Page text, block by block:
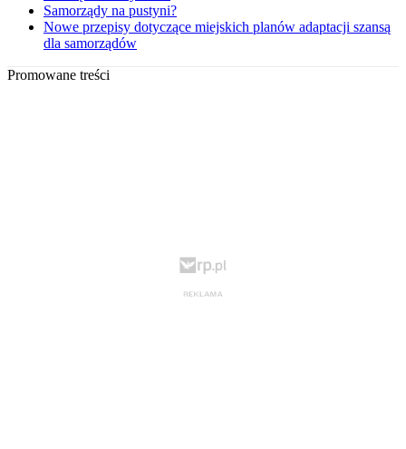
Samorządy na pustyni?
Nowe przepisy dotyczące miejskich planów adaptacji szansą
dla samorządów
Promowane treści